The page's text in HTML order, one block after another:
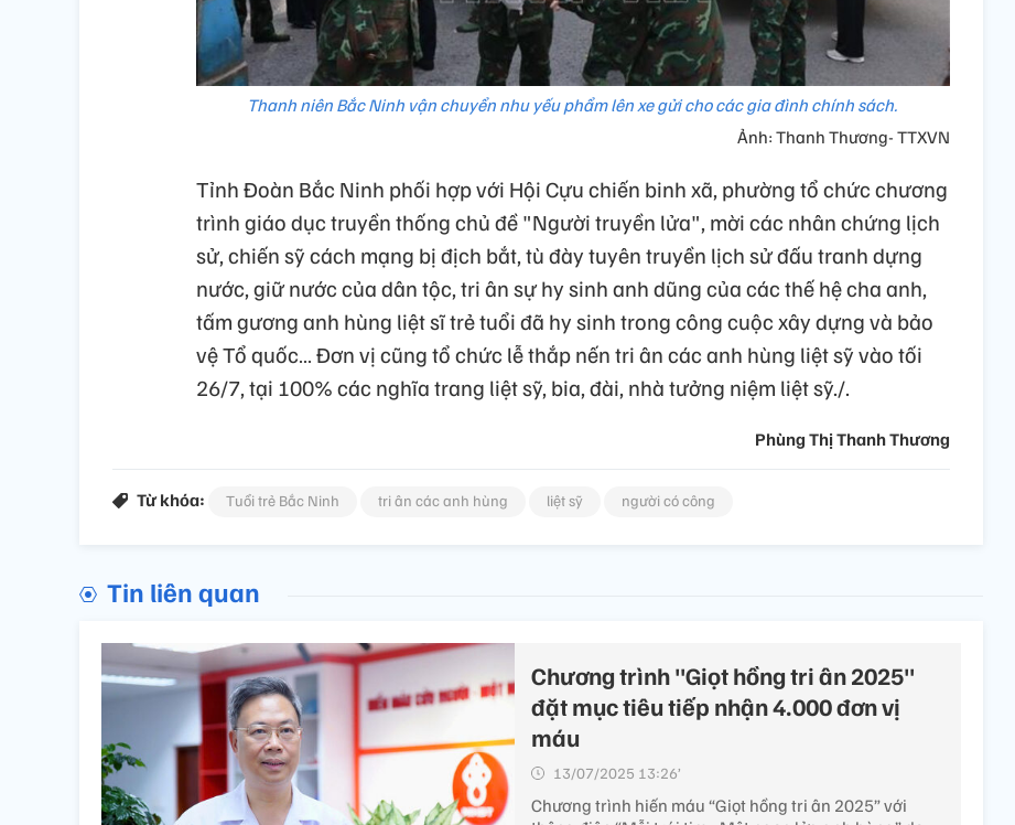
Thanh niên Bắc Ninh vận chuyển nhu yếu phẩm lên xe gửi cho các gia đình chính sách.
Ảnh: Thanh Thương- TTXVN
Tỉnh Đoàn Bắc Ninh phối hợp với Hội Cựu chiến binh xã, phường tổ chức chương
trình giáo dục truyền thống chủ đề "Người truyền lửa", mời các nhân chứng lịch
sử, chiến sỹ cách mạng bị địch bắt, tù đày tuyên truyền lịch sử đấu tranh dựng
nước, giữ nước của dân tộc, tri ân sự hy sinh anh dũng của các thế hệ cha anh,
tấm gương anh hùng liệt sĩ trẻ tuổi đã hy sinh trong công cuộc xây dựng và bảo
vệ Tổ quốc… Đơn vị cũng tổ chức lễ thắp nến tri ân các anh hùng liệt sỹ vào tối
26/7, tại 100% các nghĩa trang liệt sỹ, bia, đài, nhà tưởng niệm liệt sỹ./.
Phùng Thị Thanh Thương
Từ khóa: Tuổi trẻ Bắc Ninh tri ân các anh hùng liệt sỹ người có công
Tin liên quan
Chương trình "Giọt hồng tri ân 2025"
đặt mục tiêu tiếp nhận 4.000 đơn vị
máu
13/07/2025 13:26’
Chương trình hiến máu “Giọt hồng tri ân 2025” với